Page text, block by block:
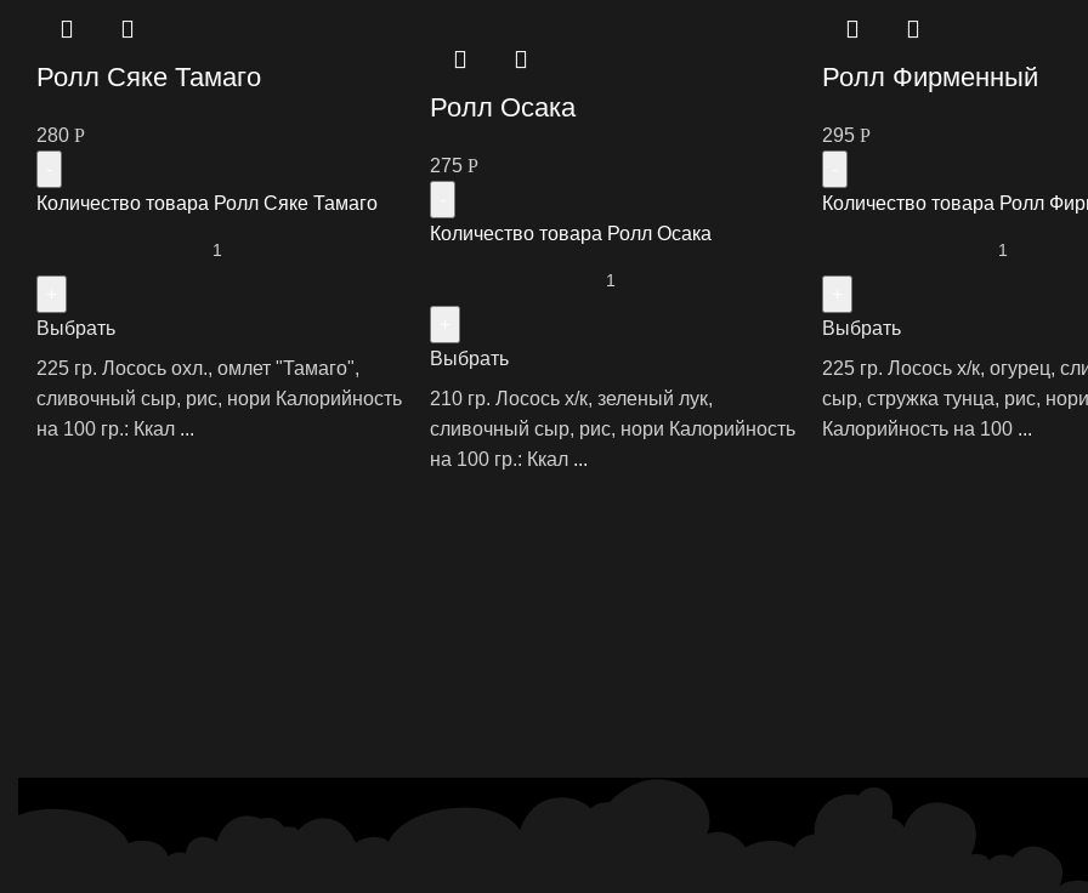
Ролл Сяке Тамаго
280 Р
Количество товара Ролл Сяке Тамаго
Выбрать
225 гр. Лосось охл., омлет "Тамаго",
сливочный сыр, рис, нори Калорийность
на 100 гр.: ‍Ккал ...
Ролл Осака
275 Р
Количество товара Ролл Осака
Выбрать
210 гр. Лосось х/к, зеленый лук,
сливочный сыр, рис, нори Калорийность
на 100 гр.: ‍Ккал ...
Ролл Фирменный
295 Р
Количество товара Ролл
Выбрать
225 гр. Лосось х/к, огурец,
сыр, стружка тунца, рис, нори
Калорийность на 100 ...